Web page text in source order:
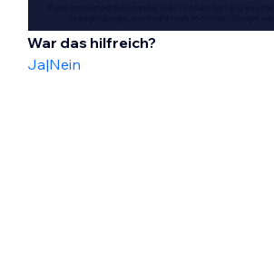
War das hilfreich?
Ja|Nein